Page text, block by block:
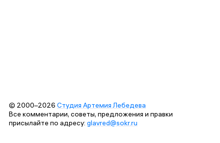
© 2000–2026 Студия Артемия Лебедева
Все комментарии, советы, предложения и правки
присылайте по адресу: glavred@sokr.ru